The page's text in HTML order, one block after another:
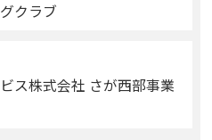
クラブ
ス株式会社 さが西部事業